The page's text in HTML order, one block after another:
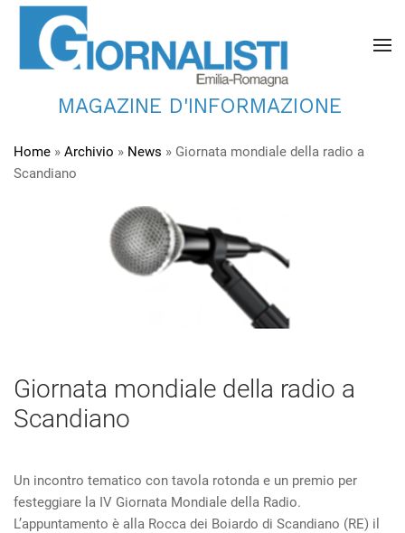
MAGAZINE D'INFORMAZIONE
Home » Archivio » News » Giornata mondiale della radio a
Scandiano
Giornata mondiale della radio a
Scandiano
Un incontro tematico con tavola rotonda e un premio per
festeggiare la IV Giornata Mondiale della Radio.
L’appuntamento è alla Rocca dei Boiardo di Scandiano (RE) il